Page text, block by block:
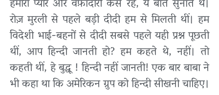
हमारा प्यार और वफ़ादारी कैसे रहे, ये बातें सुनाते थे।
रोज़ मुरली से पहले बड़ी दीदी हम से मिलती थीं। हम
विदेशी भाई-बहनों से दीदी सबसे पहले यही प्रश्न पूछती
थीं, आप हिन्दी जानती हो? हम कहते थे, नहीं। तो
कहती थीं, हे बुद्धू ! हिन्दी नहीं जानती! एक बार बाबा ने
भी कहा था कि अमेरिकन ग्रुप को हिन्दी सीखनी चाहिए।